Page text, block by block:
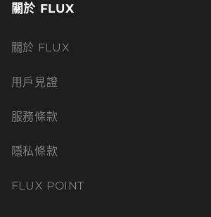
關於 FLUX
關於 FLUX
用戶見證
服務條款
隱私條款
FLUX POINT